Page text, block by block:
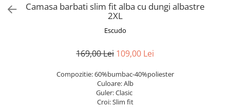
Camasa barbati slim fit alba cu dungi albastre
2XL
Escudo
169,00 Lei 109,00 Lei
Compozitie: 60%bumbac-40%poliester
Culoare: Alb
Guler: Clasic
Croi: Slim fit